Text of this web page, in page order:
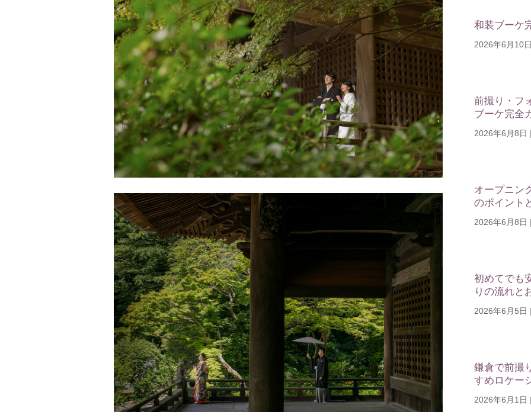
和装ブーケ
2026年6月10日
前撮り・フ
ブーケ完全
2026年6月8日 |
オープニン
のポイント
2026年6月8日 |
初めてでも
りの流れと
2026年6月5日 |
鎌倉で前撮
すめロケー
2026年6月1日 |